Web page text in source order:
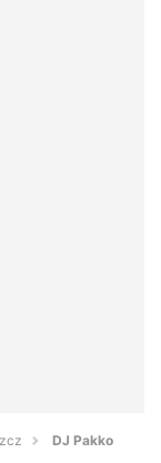
DJ Pakko